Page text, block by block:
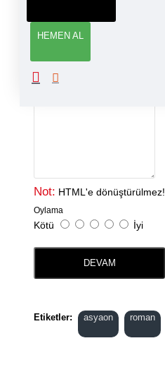
HEMEN AL
Not: HTML'e dönüştürülmez!
Oylama
Kötü İyi
DEVAM
Etiketler: asyaon roman